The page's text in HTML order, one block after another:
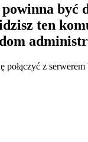
być
ten
połączyć z